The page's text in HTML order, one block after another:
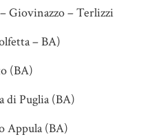
Giovinazzo – Terlizzi
– BA)
(BA)
di Puglia (BA)
Appula (BA)